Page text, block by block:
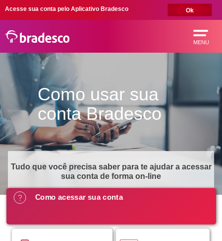
Acesse sua conta pelo Aplicativo Bradesco Ok
MENU
Como usar sua
conta Bradesco
Tudo que você precisa saber para te ajudar a acessar
sua conta de forma on-line
Como acessar sua conta
MAIS BUSCADOS
SUAS BUSCAS
RECENTES
SEPARAMOS PARA VOCÊ